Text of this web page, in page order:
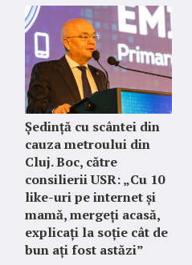
Ședință cu scântei din
cauza metroului din
Cluj. Boc, către
consilierii USR: „Cu 10
like-uri pe internet și
mamă, mergeți acasă,
explicați la soție cât de
bun ați fost astăzi”